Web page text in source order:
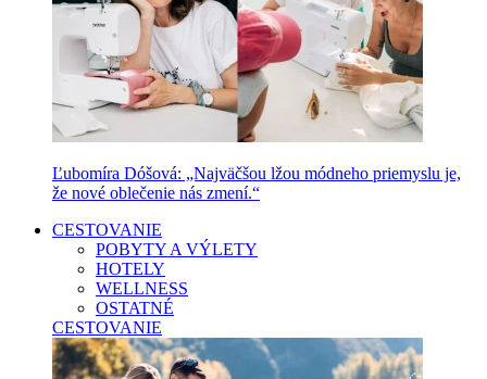
Ľubomíra Dóšová: „Najväčšou lžou módneho priemyslu je,
že nové oblečenie nás zmení.“
CESTOVANIE
POBYTY A VÝLETY
HOTELY
WELLNESS
OSTATNÉ
CESTOVANIE